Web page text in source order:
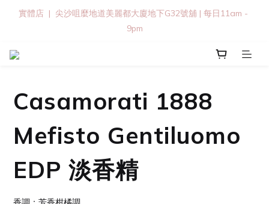
實體店  |  尖沙咀麼地道美麗都大廈地下G32號舖 | 每日11am -
9pm
Casamorati 1888
Mefisto Gentiluomo
EDP 淡香精